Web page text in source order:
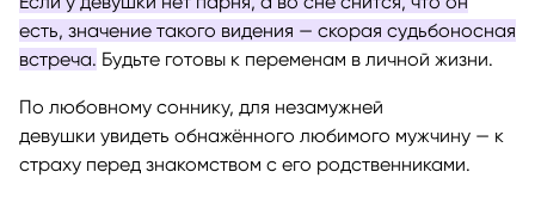
есть, значение такого видения — скорая судьбоносная
встреча. Будьте готовы к переменам в личной жизни.
По любовному соннику, для незамужней
девушки увидеть обнажённого любимого мужчину — к
страху перед знакомством с его родственниками.